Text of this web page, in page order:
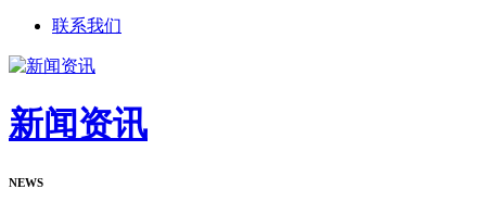
联系我们
新闻资讯
NEWS